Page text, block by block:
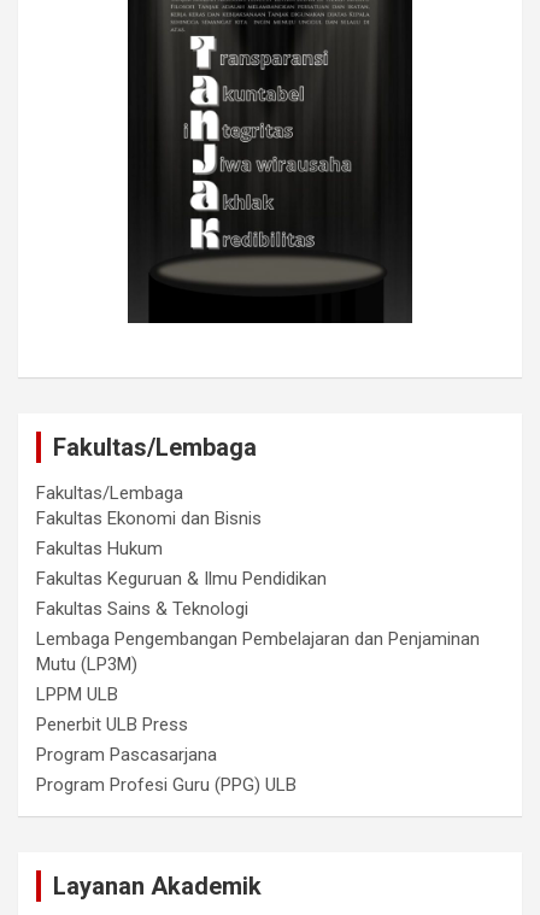
Fakultas/Lembaga
Fakultas/Lembaga
Fakultas Ekonomi dan Bisnis
Fakultas Hukum
Fakultas Keguruan & Ilmu Pendidikan
Fakultas Sains & Teknologi
Lembaga Pengembangan Pembelajaran dan Penjaminan
Mutu (LP3M)
LPPM ULB
Penerbit ULB Press
Program Pascasarjana
Program Profesi Guru (PPG) ULB
Layanan Akademik